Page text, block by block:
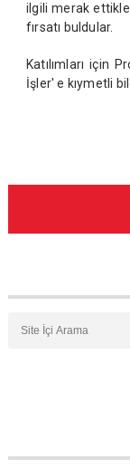
ilgili merak
fırsatı buldular.
Katılımları için
İşler' e kıymetli